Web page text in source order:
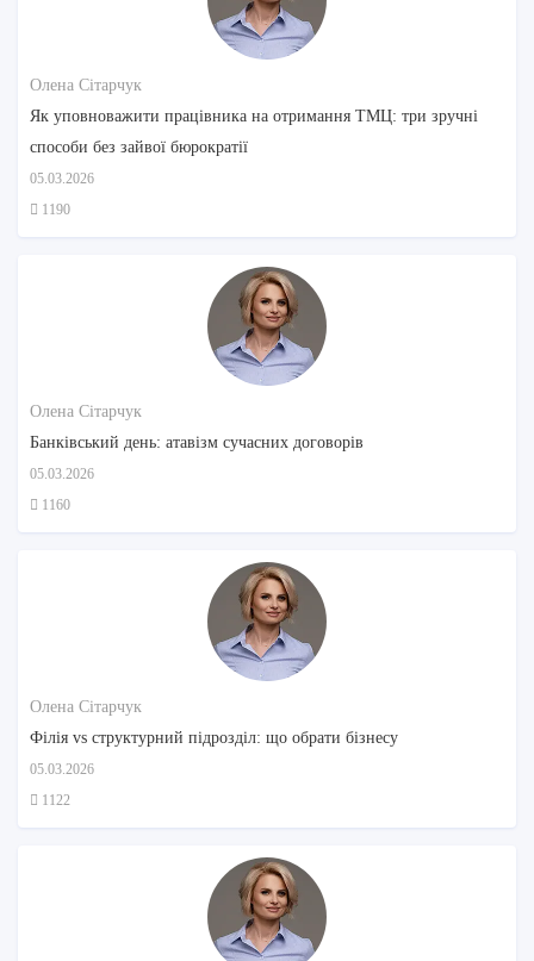
Олена Сітарчук
Як уповноважити працівника на отримання ТМЦ: три зручні
способи без зайвої бюрократії
05.03.2026
1190
Олена Сітарчук
Банківський день: атавізм сучасних договорів
05.03.2026
1160
Олена Сітарчук
Філія vs структурний підрозділ: що обрати бізнесу
05.03.2026
1122